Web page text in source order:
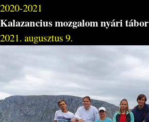
2020-2021
Kalazancius mozgalom nyári tábor
2021. augusztus 9.